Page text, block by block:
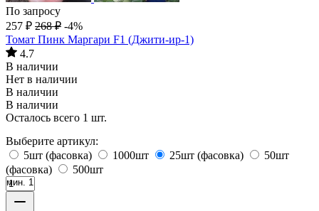
По запросу
257 ₽ 268 ₽ -4%
Томат Пинк Маргари F1 (Джити-ир-1)
4.7
В наличии
Нет в наличии
В наличии
В наличии
Осталось всего 1 шт.
Выберите артикул:
5шт (фасовка)
1000шт 25шт (фасовка)
50шт
(фасовка)
500шт
мин. 1